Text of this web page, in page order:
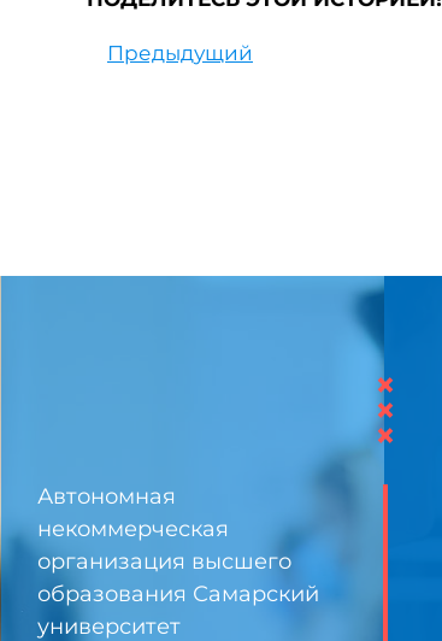
Предыдущий
Автономная
некоммерческая
организация высшего
образования Самарский
университет
×
×
×